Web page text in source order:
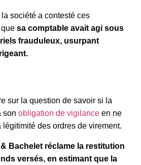
société a contesté ces
sa comptable avait agi sous
frauduleux, usurpant
sur la question de savoir si la
son obligation de vigilance en ne
légitimité des ordres de virement.
Bachelet réclame la restitution
versés, en estimant que la